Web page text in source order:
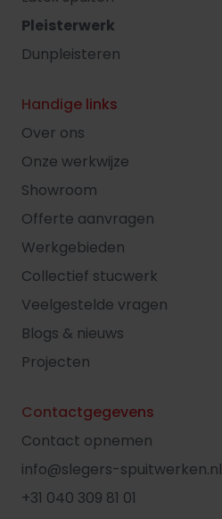
Pleisterwerk
Dunpleisteren
Handige links
Over ons
Onze werkwijze
Showroom
Offerte aanvragen
Werkgebieden
Collectief stucwerk
Veelgestelde vragen
Blogs & nieuws
Projecten
Contactgegevens
Contact opnemen
info@slegers-spuitwerken.nl
+31 040 309 81 01